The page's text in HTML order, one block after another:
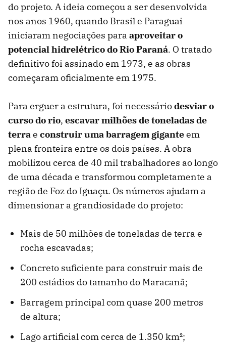
do projeto. A ideia começou a ser desenvolvida
nos anos 1960, quando Brasil e Paraguai
iniciaram negociações para aproveitar o
potencial hidrelétrico do Rio Paraná. O tratado
definitivo foi assinado em 1973, e as obras
começaram oficialmente em 1975.
Para erguer a estrutura, foi necessáriodesviar o
curso do rio, escavar milhões de toneladas de
terrae construir uma barragem giganteem
plena fronteira entre os dois países. A obra
mobilizou cerca de 40 mil trabalhadores ao longo
de uma década e transformou completamente a
região de Foz do Iguaçu. Os números ajudam a
dimensionar a grandiosidade do projeto:
Mais de 50 milhões de toneladas de terra e
rocha escavadas;
Concreto suficiente para construir mais de
200 estádios do tamanho do Maracanã;
Barragem principal com quase 200 metros
de altura;
Lago artificial com cerca de 1.350 km²;